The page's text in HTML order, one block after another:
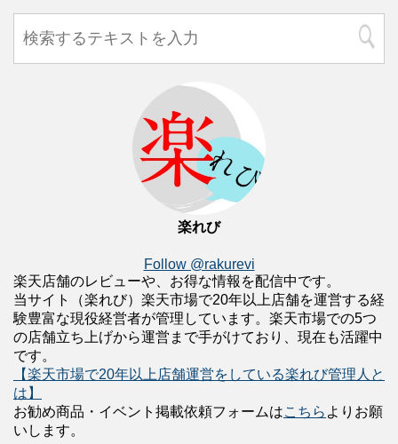
楽れび
Follow @rakurevi
楽天店舗のレビューや、お得な情報を配信中です。
当サイト（楽れび）楽天市場で20年以上店舗を運営する経
験豊富な現役経営者が管理しています。楽天市場での5つ
の店舗立ち上げから運営まで手がけており、現在も活躍中
です。
【楽天市場で20年以上店舗運営をしている楽れび管理人と
は】
お勧め商品・イベント掲載依頼フォームはこちら よりお願
いします。